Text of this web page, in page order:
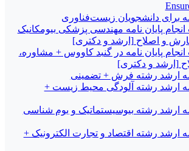
برای دانشجویان زیست‌فناوری
پایان نامه مهندسی پزشکی بیومکانیک
و اصلاح [ارشد و دکتری]
پایان نامه در گنبد کاووس + مشاوره،
[ارشد و دکتری]
ارشد رشته فرش + تضمینی
ارشد رشته آلودگی محیط زیست +
ارشد رشته بیوسیستماتیک و بوم شناسی
ارشد رشته اقتصاد و تجارت الکترونیک +